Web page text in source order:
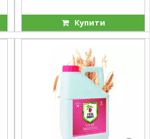
Купити